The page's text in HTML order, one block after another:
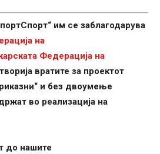
им се заблагодарува
на
Федерација на
вратите за проектот
и без двоумење
во реализација на
до нашите